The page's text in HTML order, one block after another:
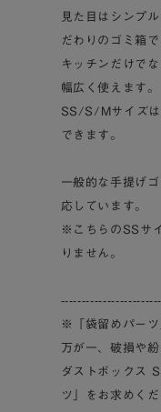
見た目はシンプ
だわりのゴミ箱で
キッチンだけで
幅広く使えます。
SS/S/Mサイズは
できます。
一般的な手提げ
応しています。
※こちらのSSサ
りません。
※「袋留めパーツ
万が一、破損や
ダストボックス
ツ」をお求めくだ